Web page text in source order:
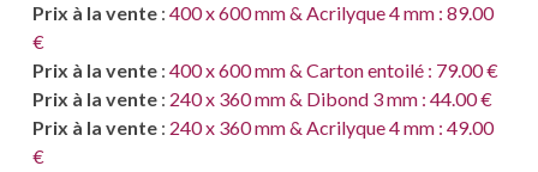
Prix à la vente: 400 x 600 mm & Acrilyque 4 mm : 89.00
€
Prix à la vente: 400 x 600 mm & Carton entoilé : 79.00 €
Prix à la vente: 240 x 360 mm & Dibond 3 mm : 44.00 €
Prix à la vente: 240 x 360 mm & Acrilyque 4 mm : 49.00
€